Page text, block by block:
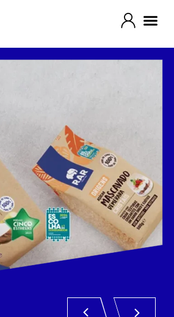
de sempre, vestido
nunca.